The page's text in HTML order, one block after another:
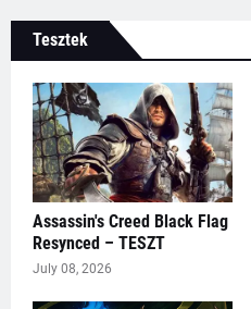
Tesztek
Assassin's Creed Black Flag
Resynced – TESZT
July 08, 2026